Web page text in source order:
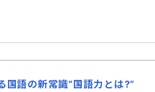
語の新常識“国語力とは?”